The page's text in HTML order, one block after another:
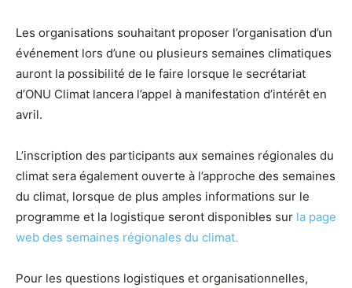
Les organisations souhaitant proposer l’organisation d’un
événement lors d’une ou plusieurs semaines climatiques
auront la possibilité de le faire lorsque le secrétariat
d’ONU Climat lancera l’appel à manifestation d’intérêt en
avril.
L’inscription des participants aux semaines régionales du
climat sera également ouverte à l’approche des semaines
du climat, lorsque de plus amples informations sur le
programme et la logistique seront disponibles sur la page
web des semaines régionales du climat.
Pour les questions logistiques et organisationnelles,